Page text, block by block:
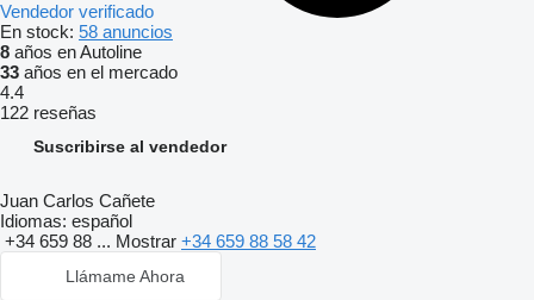
Vendedor verificado
En stock: 58 anuncios
8 años en Autoline
33 años en el mercado
4.4
122 reseñas
Suscribirse al vendedor
Juan Carlos Cañete
Idiomas: español
+34 659 88 ... Mostrar +34 659 88 58 42
Llámame Ahora